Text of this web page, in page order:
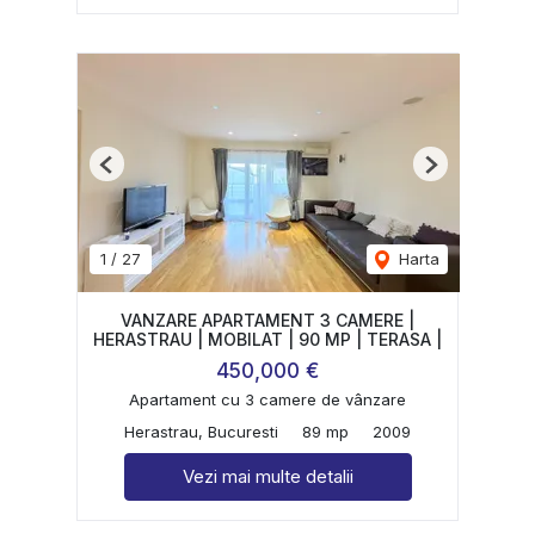
1 / 27 Harta
Previous Next
VANZARE APARTAMENT 3 CAMERE |
HERASTRAU | MOBILAT | 90 MP | TERASA |
450,000 €
Apartament cu 3 camere de vânzare
Herastrau, Bucuresti
89 mp 2009
Vezi mai multe detalii